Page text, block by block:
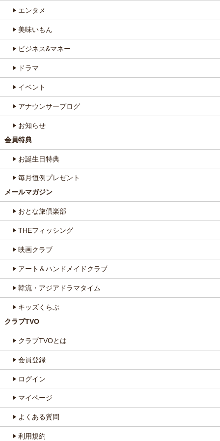
エンタメ
美味いもん
ビジネス&マネー
ドラマ
イベント
アナウンサーブログ
お知らせ
会員特典
お誕生日特典
毎月恒例プレゼント
メールマガジン
おとな旅倶楽部
THEフィッシング
映画クラブ
アート＆ハンドメイドクラブ
韓流・アジアドラマタイム
キッズくらぶ
クラブTVO
クラブTVOとは
会員登録
ログイン
マイページ
よくある質問
利用規約